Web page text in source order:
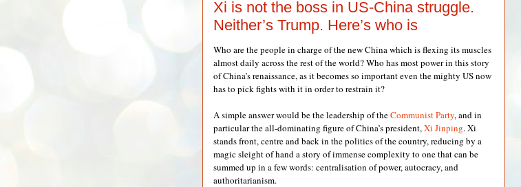
Xi is not the boss in US-China struggle.
Neither’s Trump. Here’s who is
Who are the people in charge of the new China which is flexing its muscles
almost daily across the rest of the world? Who has most power in this story
of China’s renaissance, as it becomes so important even the mighty US now
has to pick fights with it in order to restrain it?
A simple answer would be the leadership of theCommunist Party, and in
particular the all-dominating figure of China’s president,Xi Jinping. Xi
stands front, centre and back in the politics of the country, reducing by a
magic sleight of hand a story of immense complexity to one that can be
summed up in a few words: centralisation of power, autocracy, and
authoritarianism.